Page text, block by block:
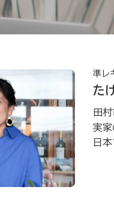
準レ
た
田
実家
日